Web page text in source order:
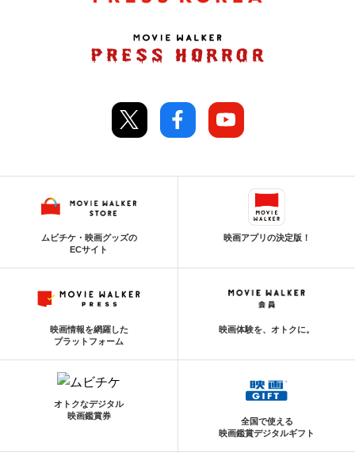
ムビチケ・映画グッズの
ECサイト
映画アプリの決定版！
映画情報を網羅した
プラットフォーム
映画体験を、オトクに。
オトクなデジタル
映画鑑賞券
全国で使える
映画鑑賞デジタルギフト